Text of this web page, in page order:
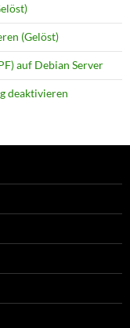
(Gelöst)
auf Debian Server
deaktivieren